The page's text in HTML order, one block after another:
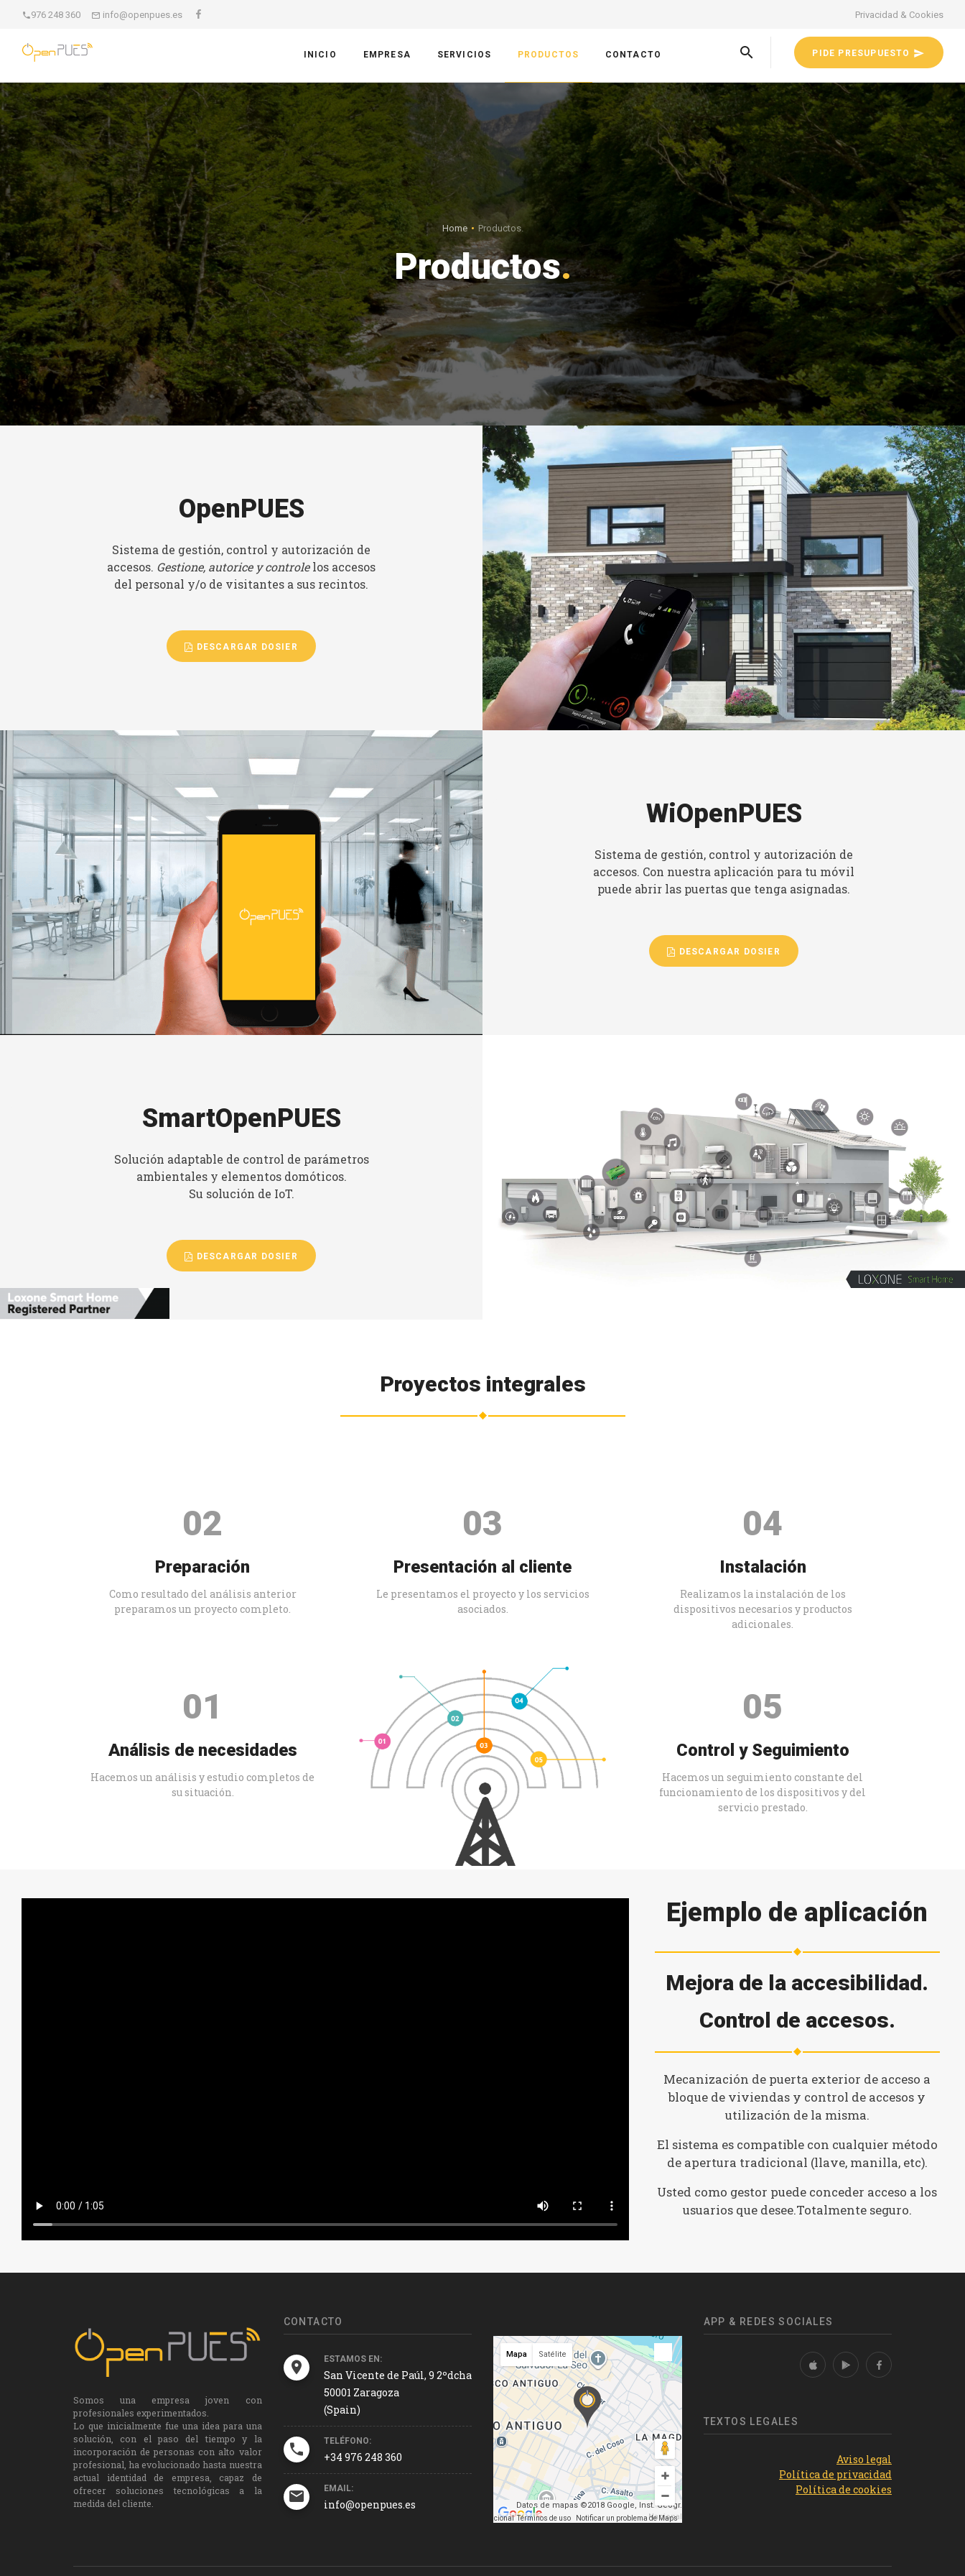
976 248 360 info@openpues.es Privacidad & Cookies
PIDE PRESUPUESTO
INICIO EMPRESA SERVICIOS PRODUCTOS CONTACTO
Home Productos.
Productos.
OpenPUES
Sistema de gestión, control y autorización de
accesos. Gestione, autorice y controlelos accesos
del personal y/o de visitantes a sus recintos.
DESCARGAR DOSIER
WiOpenPUES
Sistema de gestión, control y autorización de
accesos. Con nuestra aplicación para tu móvil
puede abrir las puertas que tenga asignadas.
DESCARGAR DOSIER
SmartOpenPUES
Solución adaptable de control de parámetros
ambientales y elementos domóticos.
Su solución de IoT.
DESCARGAR DOSIER
Proyectos integrales
02
Preparación
Como resultado del análisis anterior
preparamos un proyecto completo.
03
Presentación al cliente
Le presentamos el proyecto y los servicios
asociados.
04
Instalación
Realizamos la instalación de los
dispositivos necesarios y productos
adicionales.
01
Análisis de necesidades
Hacemos un análisis y estudio completos de
su situación.
05
Control y Seguimiento
Hacemos un seguimiento constante del
funcionamiento de los dispositivos y del
servicio prestado.
Ejemplo de aplicación
Mejora de la accesibilidad.
Control de accesos.
Mecanización de puerta exterior de acceso a
bloque de viviendas y control de accesos y
utilización de la misma.
El sistema es compatible con cualquier método
de apertura tradicional (llave, manilla, etc).
Usted como gestor puede conceder acceso a los
usuarios que desee.Totalmente seguro.
Somos una empresa joven con
profesionales experimentados.
Lo que inicialmente fue una idea para una
solución, con el paso del tiempo y la
incorporación de personas con alto valor
profesional, ha evolucionado hasta nuestra
actual identidad de empresa, capaz de
ofrecer soluciones tecnológicas a la
medida del cliente.
CONTACTO
ESTAMOS EN:
San Vicente de Paúl, 9 2ºdcha
50001 Zaragoza
(Spain)
TELÉFONO:
+34 976 248 360
EMAIL:
info@openpues.es
Datos de mapas ©2018 Google, Inst. Geogr. Nacional
Datos de mapas ©2018 Google, Inst. Geogr.
Nacional
Términos de uso Notificar un problema de Maps
Mapa Satélite
APP & REDES SOCIALES
TEXTOS LEGALES
Aviso legal
Política de privacidad
Política de cookies